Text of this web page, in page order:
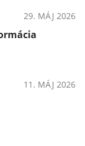
29. MÁJ 2026
11. MÁJ 2026